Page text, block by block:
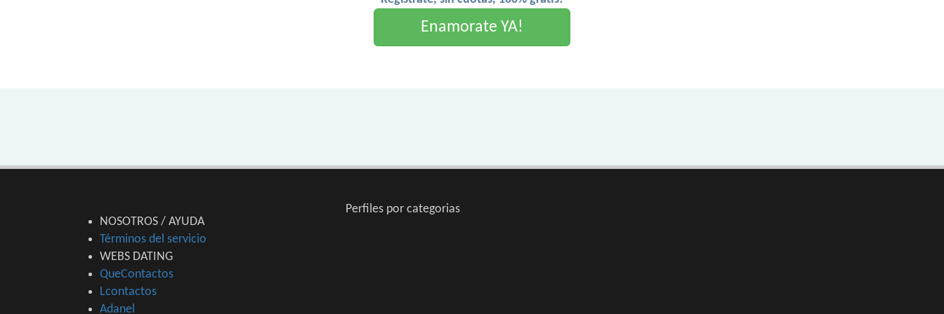
Enamorate YA!
NOSOTROS / AYUDA
Términos del servicio
WEBS DATING
QueContactos
Lcontactos
Adanel
Perfiles por categorias